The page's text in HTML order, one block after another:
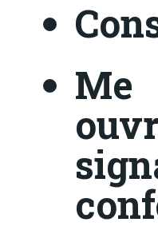
Me